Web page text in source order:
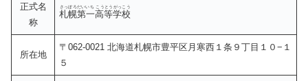
正式名
称
札幌第一高等学校
さっぽろだいいち こうとうがっこう
所在地
〒062-0021 北海道札幌市豊平区月寒西１条９丁目１０−１
５